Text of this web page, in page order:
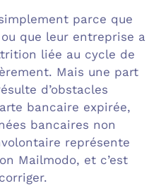
parce que
que leur entreprise a
liée au cycle de
Mais une part
d’obstacles
bancaire expirée,
bancaires non
représente
Mailmodo, et c’est